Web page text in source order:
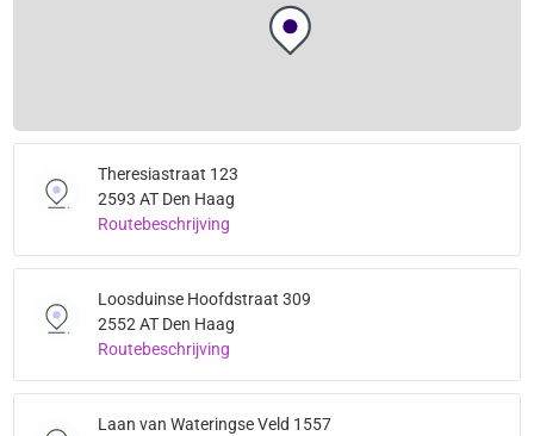
Theresiastraat 123
2593 AT Den Haag
Routebeschrijving
Loosduinse Hoofdstraat 309
2552 AT Den Haag
Routebeschrijving
Laan van Wateringse Veld 1557